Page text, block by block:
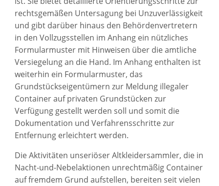
rechtsgemäßen Untersagung bei Unzuverlässigkeit
und gibt darüber hinaus den Behördenvertretern
in den Vollzugsstellen im Anhang ein nützliches
Formularmuster mit Hinweisen über die amtliche
Versiegelung an die Hand. Im Anhang enthalten ist
weiterhin ein Formularmuster, das
Grundstückseigentümern zur Meldung illegaler
Container auf privaten Grundstücken zur
Verfügung gestellt werden soll und somit die
Dokumentation und Verfahrensschritte zur
Entfernung erleichtert werden.
Die Aktivitäten unseriöser Altkleidersammler, die in
Nacht-und-Nebelaktionen unrechtmäßig Container
auf fremdem Grund aufstellen, bereiten seit vielen